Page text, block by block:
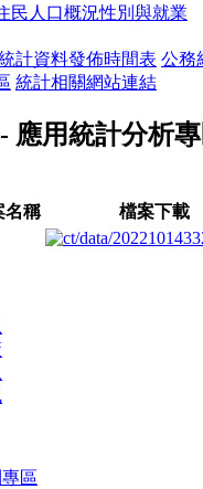
民人口概況性別與就業
計資料發佈時間表 公務
統計相關網站連結
應用統計分析
名稱
檔案下載
區